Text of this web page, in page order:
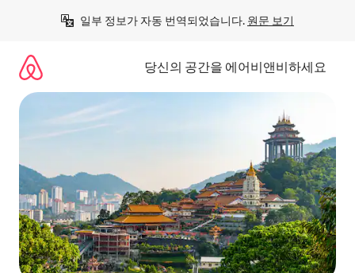
일부 정보가 자동 번역되었습니다. 원문 보기
당신의 공간을 에어비앤비하세요